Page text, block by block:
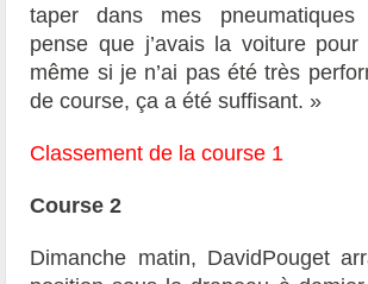
taper dans mes pneumatiques
pense que j’avais la voiture pour
même si je n’ai pas été très
de course, ça a été suffisant. »
Classement de la course 1
Course 2
Dimanche matin, DavidPouget